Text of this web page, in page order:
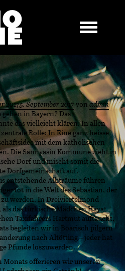
20175. September 2017vonadmin
in Bayern? Das
das vielleicht klären. In allen
Rolle: In Eine ganz heisse
mit dem katholischen
Die Sannyasin Kommune zieht in
Dorf und mischt somit die
Dorfgemeinschaft auf.
entstehende Albträume führen
tot in die Welt des Sebastian, der
werden. In Dreiviertelmond
das türkische Mädchen Hayat
Taxifahrers Hartmut auftaucht.
begleiten wir in Boarisch pilgern
nach Altötting – jeder hat
Pfunde loszuwerden…
Monats offerieren wir unseren